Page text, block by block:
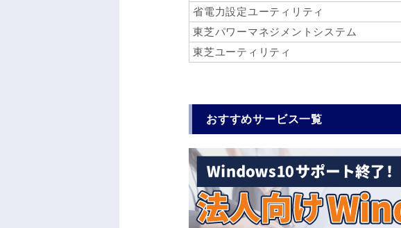
省電力設定ユーティリティ
東芝パワーマネジメントシステム
東芝ユーティリティ
おすすめサービス一覧